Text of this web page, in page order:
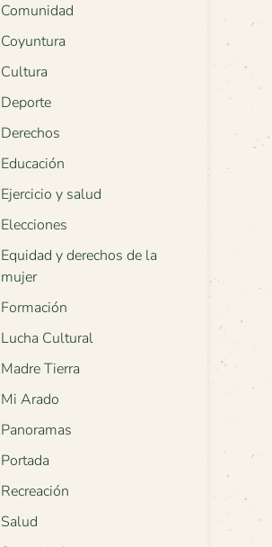
Comunidad
Coyuntura
Cultura
Deporte
Derechos
Educación
Ejercicio y salud
Elecciones
Equidad y derechos de la
mujer
Formación
Lucha Cultural
Madre Tierra
Mi Arado
Panoramas
Portada
Recreación
Salud